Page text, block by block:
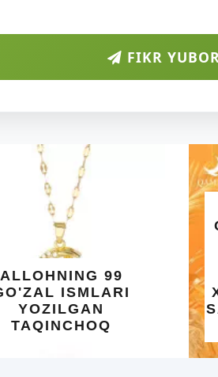
FIKR
ALLOHNING 99
ISMLARI
YOZILGAN
TAQINCHOQ